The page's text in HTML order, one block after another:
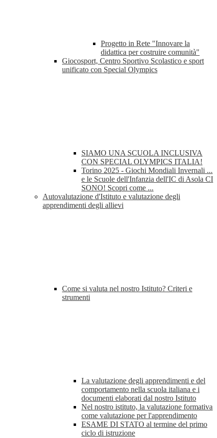
Progetto in Rete "Innovare la
didattica per costruire comunità"
Giocosport, Centro Sportivo Scolastico e sport
unificato con Special Olympics
SIAMO UNA SCUOLA INCLUSIVA
CON SPECIAL OLYMPICS ITALIA!
Torino 2025 - Giochi Mondiali Invernali ...
e le Scuole dell'Infanzia dell'IC di Asola CI
SONO! Scopri come ...
Autovalutazione d'Istituto e valutazione degli
apprendimenti degli allievi
Come si valuta nel nostro Istituto? Criteri e
strumenti
La valutazione degli apprendimenti e del
comportamento nella scuola italiana e i
documenti elaborati dal nostro Istituto
Nel nostro istituto, la valutazione formativa
come valutazione per l'apprendimento
ESAME DI STATO al termine del primo
ciclo di istruzione